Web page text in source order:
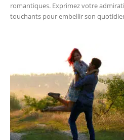
romantiques. Exprimez votre
touchants pour embellir son